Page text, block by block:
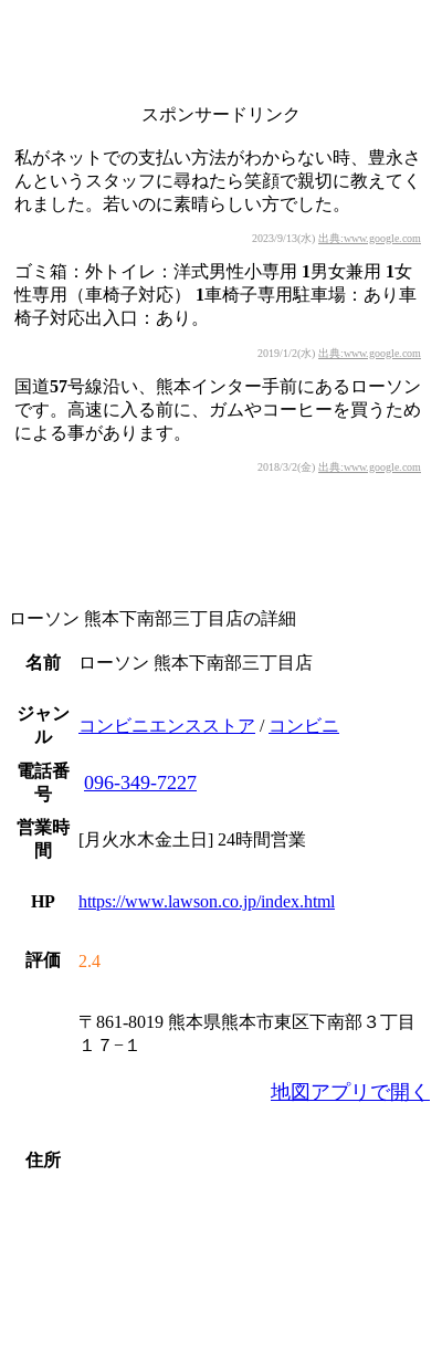
スポンサードリンク
私がネットでの支払い方法がわからない時、豊永さ
んというスタッフに尋ねたら笑顔で親切に教えてく
れました。若いのに素晴らしい方でした。
2023/9/13(水) 出典:www.google.com
ゴミ箱：外トイレ：洋式男性小専用 1男女兼用 1女
性専用（車椅子対応） 1車椅子専用駐車場：あり車
椅子対応出入口：あり。
2019/1/2(水) 出典:www.google.com
国道57号線沿い、熊本インター手前にあるローソン
です。高速に入る前に、ガムやコーヒーを買うため
による事があります。
2018/3/2(金) 出典:www.google.com
ローソン 熊本下南部三丁目店の詳細
名前 ローソン 熊本下南部三丁目店
ジャン
ル
コンビニエンスストア / コンビニ
電話番
号
096-349-7227
営業時
間
[月火水木金土日] 24時間営業
HP https://www.lawson.co.jp/index.html
評価 2.4
住所
〒861-8019 熊本県熊本市東区下南部３丁目
１７−１
地図アプリで開く